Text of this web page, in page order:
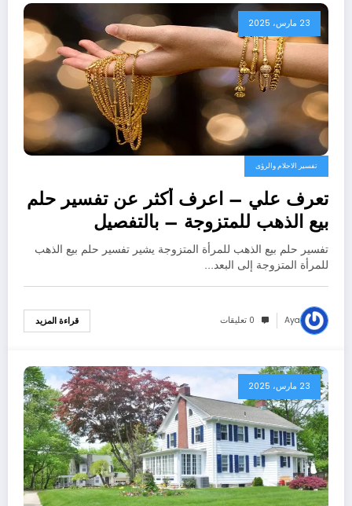
23 مارس، 2025
تفسير الاحلام والرؤى
تعرف علي – اعرف أكثر عن تفسير حلم
بيع الذهب للمتزوجة – بالتفصيل
تفسير حلم بيع الذهب للمرأة المتزوجة يشير تفسير حلم بيع الذهب
للمرأة المتزوجة إلى البعد…
Aya 0 تعليقات قراءة المزيد
23 مارس، 2025